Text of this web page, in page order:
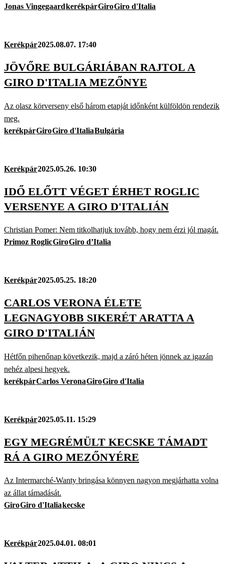
Jonas VingegaardkerékpárGiroGiro d'Italia
Kerékpár2025.08.07. 17:40
JÖVŐRE BULGÁRIÁBAN RAJTOL A
GIRO D'ITALIA MEZŐNYE
Az olasz körverseny első három etapját időnként külföldön rendezik
meg.
kerékpárGiroGiro d'ItaliaBulgária
Kerékpár2025.05.26. 10:30
IDŐ ELŐTT VÉGET ÉRHET ROGLIC
VERSENYE A GIRO D'ITALIÁN
Christian Pomer: Nem titkolhatjuk tovább, hogy nem érzi jól magát.
Primoz RoglicGiroGiro d’Italia
Kerékpár2025.05.25. 18:20
CARLOS VERONA ÉLETE
LEGNAGYOBB SIKERÉT ARATTA A
GIRO D'ITALIÁN
Hétfőn pihenőnap következik, majd a záró héten jönnek az igazán
nehéz alpesi hegyek.
kerékpárCarlos VeronaGiroGiro d'Italia
Kerékpár2025.05.11. 15:29
EGY MEGRÉMÜLT KECSKE TÁMADT
RÁ A GIRO MEZŐNYÉRE
Az Intermarché-Wanty bringása könnyen nagyon megjárhatta volna
az állat támadását.
GiroGiro d'Italiakecske
Kerékpár2025.04.01. 08:01